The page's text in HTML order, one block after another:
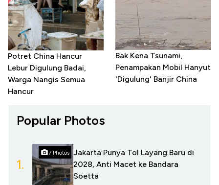
Potret China Hancur
Lebur Digulung Badai,
Warga Nangis Semua
Hancur
Bak Kena Tsunami,
Penampakan Mobil Hanyut
'Digulung' Banjir China
Popular Photos
1.
7 Photos
Jakarta Punya Tol Layang Baru di
2028, Anti Macet ke Bandara
Soetta